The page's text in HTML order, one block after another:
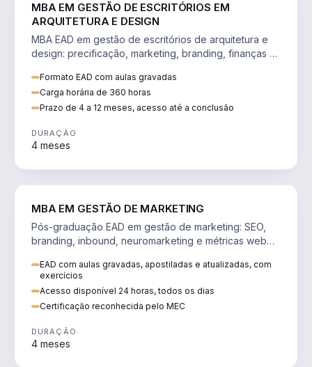
MBA EM GESTÃO DE ESCRITÓRIOS EM
ARQUITETURA E DESIGN
MBA EAD em gestão de escritórios de arquitetura e
design: precificação, marketing, branding, finanças e
Formato EAD com aulas gravadas
Carga horária de 360 horas
Prazo de 4 a 12 meses, acesso até a conclusão
DURAÇÃO
4 meses
MBA EM GESTÃO DE MARKETING
Pós-graduação EAD em gestão de marketing: SEO,
branding, inbound, neuromarketing e métricas web
EAD com aulas gravadas, apostiladas e atualizadas, com
exercícios
Acesso disponível 24 horas, todos os dias
Certificação reconhecida pelo MEC
DURAÇÃO
4 meses